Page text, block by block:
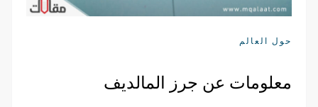
حول العالم
معلومات عن جرز المالديف